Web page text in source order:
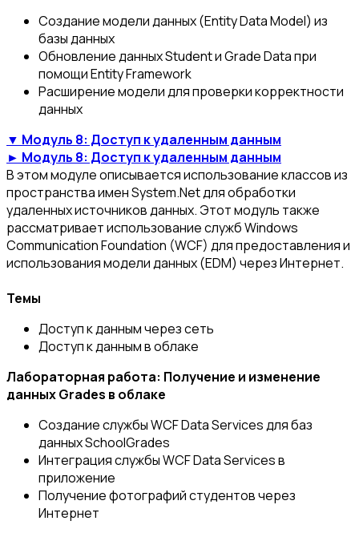
Создание модели данных (Entity Data Model) из
базы данных
Обновление данных Student и Grade Data при
помощи Entity Framework
Расширение модели для проверки корректности
данных
▼ Модуль 8: Доступ к удаленным данным
► Модуль 8: Доступ к удаленным данным
В этом модуле описывается использование классов из
пространства имен System.Net для обработки
удаленных источников данных. Этот модуль также
рассматривает использование служб Windows
Communication Foundation (WCF) для предоставления и
использования модели данных (EDM) через Интернет.
Темы
Доступ к данным через сеть
Доступ к данным в облаке
Лабораторная работа: Получение и изменение
данных Grades в облаке
Создание службы WCF Data Services для баз
данных SchoolGrades
Интеграция службы WCF Data Services в
приложение
Получение фотографий студентов через
Интернет